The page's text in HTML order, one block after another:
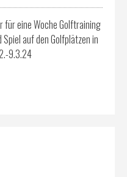
für eine Woche Golftraining
auf den Golfplätzen in
9.3.24